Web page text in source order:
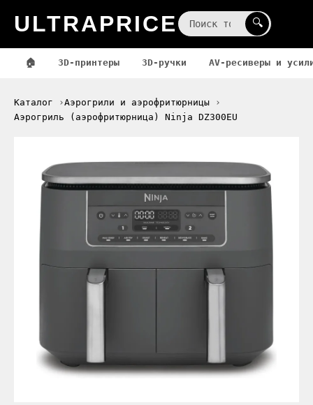
ULTRAPRICE 🔍
🏠 3D-принтеры 3D-ручки AV-ресиверы и
Каталог
Аэрогрили и аэрофритюрницы
Аэрогриль (аэрофритюрница) Ninja DZ300EU